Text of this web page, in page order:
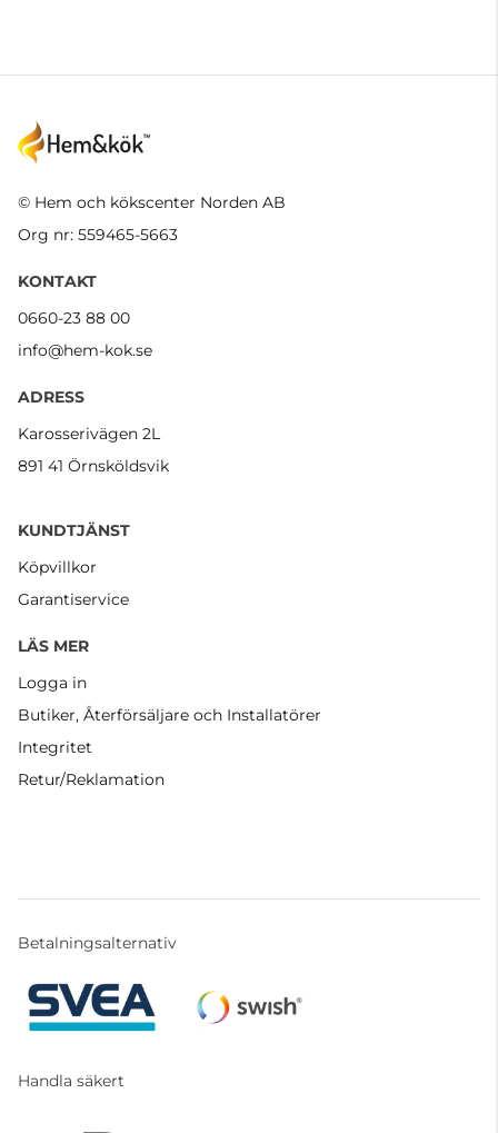
© Hem och kökscenter Norden AB
Org nr: 559465-5663
KONTAKT
0660-23 88 00
info@hem-kok.se
ADRESS
Karosserivägen 2L
891 41 Örnsköldsvik
KUNDTJÄNST
Köpvillkor
Garantiservice
LÄS MER
Logga in
Butiker, Återförsäljare och Installatörer
Integritet
Retur/Reklamation
Betalningsalternativ
Handla säkert